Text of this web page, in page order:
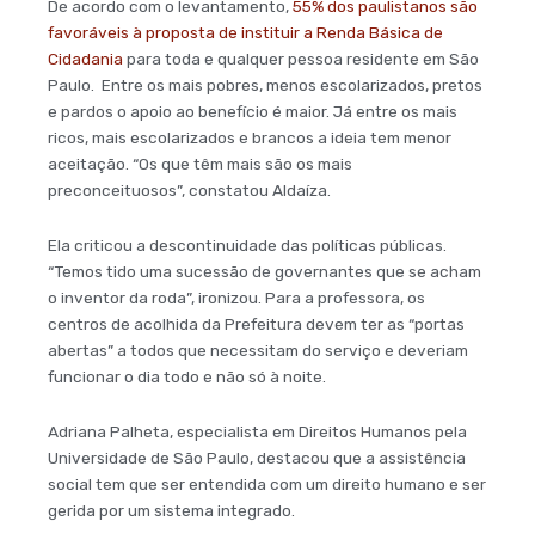
De acordo com o levantamento,55% dos paulistanos são
favoráveis à proposta de instituir a Renda Básica de
Cidadania para toda e qualquer pessoa residente em São
Paulo. Entre os mais pobres, menos escolarizados, pretos
e pardos o apoio ao benefício é maior. Já entre os mais
ricos, mais escolarizados e brancos a ideia tem menor
aceitação. “Os que têm mais são os mais
preconceituosos”, constatou Aldaíza.
Ela criticou a descontinuidade das políticas públicas.
“Temos tido uma sucessão de governantes que se acham
o inventor da roda”, ironizou. Para a professora, os
centros de acolhida da Prefeitura devem ter as “portas
abertas” a todos que necessitam do serviço e deveriam
funcionar o dia todo e não só à noite.
Adriana Palheta, especialista em Direitos Humanos pela
Universidade de São Paulo, destacou que a assistência
social tem que ser entendida com um direito humano e ser
gerida por um sistema integrado.